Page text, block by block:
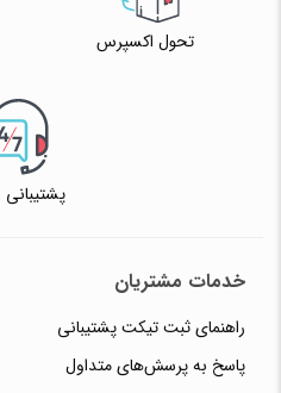
تحول اکسپرس
خدمات مشتریان
راهنمای ثبت تیکت پشتیبانی
پاسخ به پرسش‌های متداول